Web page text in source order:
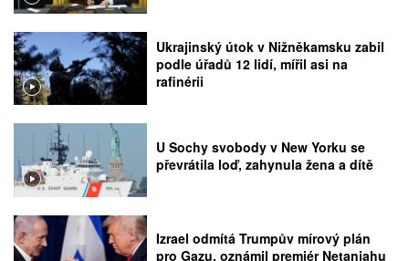
Ukrajinský útok v Nižněkamsku zabil
podle úřadů 12 lidí, mířil asi na
rafinérii
U Sochy svobody v New Yorku se
převrátila loď, zahynula žena a dítě
Izrael odmítá Trumpův mírový plán
pro Gazu, oznámil premiér Netanjahu